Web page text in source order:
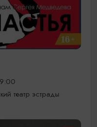
театр эстрады